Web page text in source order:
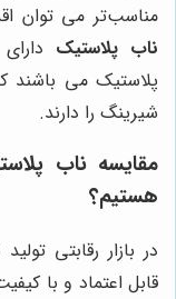
مناسب‌تر می توان
ناب پلاستیک
پلاستیک می باشند
شیرینگ را دارند.
مقایسهناب
هستیم؟
در بازار رقابتی
قابل اعتماد و با